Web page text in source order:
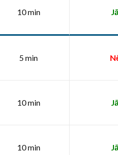
10 min
5 min
10 min
10 min